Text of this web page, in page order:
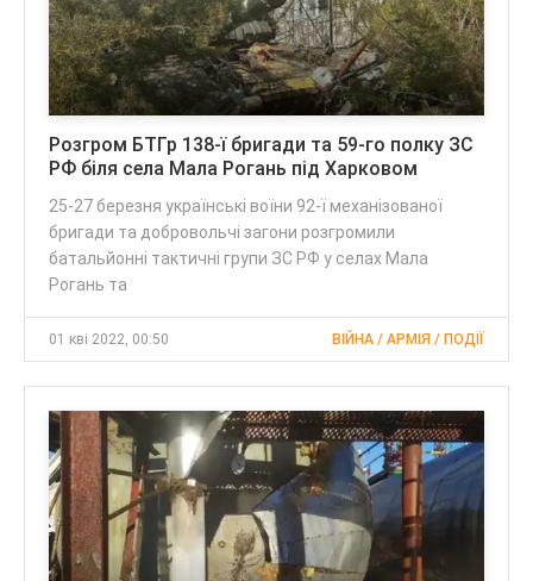
Розгром БТГр 138-ї бригади та 59-го полку ЗС
РФ біля села Мала Рогань під Харковом
25-27 березня українські воїни 92-ї механізованої
бригади та добровольчі загони розгромили
батальйонні тактичні групи ЗС РФ у селах Мала
Рогань та
01 кві 2022, 00:50 ВІЙНА / АРМІЯ / ПОДІЇ